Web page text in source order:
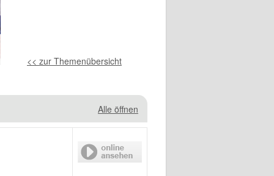
<< zur Themenübersicht
Alle öffnen